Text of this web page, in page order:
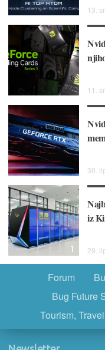
13.
11.
30.
iz
29.
1
Forum
Bug Future
Tourism,